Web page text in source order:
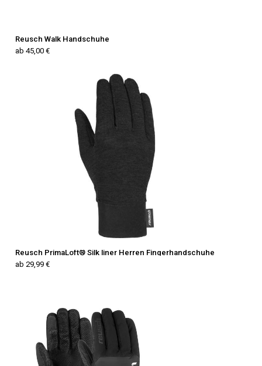
Reusch Walk Handschuhe
ab 45,00 €
Reusch PrimaLoft® Silk liner Herren Fingerhandschuhe
ab 29,99 €